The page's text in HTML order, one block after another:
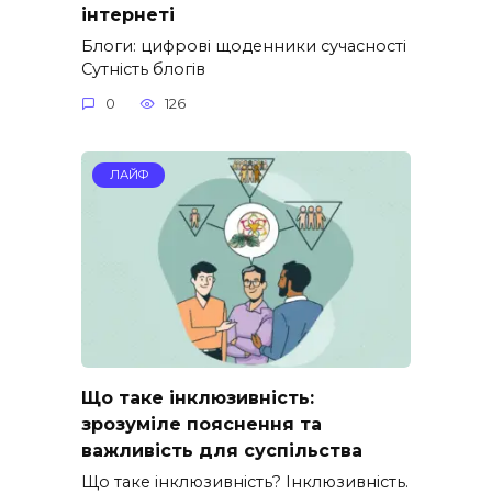
інтернеті
Блоги: цифрові щоденники сучасності
Сутність блогів
0 126
ЛАЙФ
Що таке інклюзивність:
зрозуміле пояснення та
важливість для суспільства
Що таке інклюзивність? Інклюзивність.